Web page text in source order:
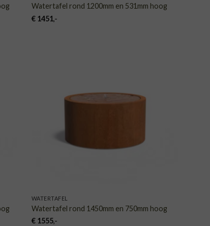
Watertafel rond 1200mm en 531mm hoog
€1451,-
WATERTAFEL
Watertafel rond 1450mm en 750mm hoog
€1555,-